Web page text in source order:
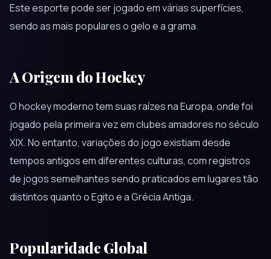
Este esporte pode ser jogado em várias superfícies,
sendo as mais populares o gelo e a grama.
A Origem do Hockey
O hockey moderno tem suas raízes na Europa, onde foi
jogado pela primeira vez em clubes amadores no século
XIX. No entanto, variações do jogo existiam desde
tempos antigos em diferentes culturas, com registros
de jogos semelhantes sendo praticados em lugares tão
distintos quanto o Egito e a Grécia Antiga.
Popularidade Global